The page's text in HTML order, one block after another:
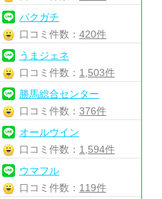
バクガチ
口コミ件数： 420件
うまジェネ
口コミ件数： 1,503件
勝馬総合センター
口コミ件数： 376件
オールウイン
口コミ件数： 1,594件
ウマフル
口コミ件数： 119件